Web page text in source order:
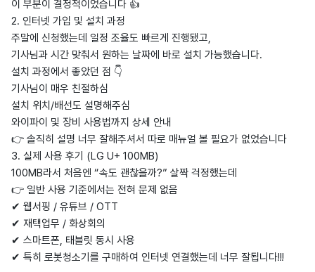
이 부분이 결정적이었습니다 👍
2. 인터넷 가입 및 설치 과정
주말에 신청했는데 일정 조율도 빠르게 진행됐고,
기사님과 시간 맞춰서 원하는 날짜에 바로 설치 가능했습니다.
설치 과정에서 좋았던 점 👇
기사님이 매우 친절하심
설치 위치/배선도 설명해주심
와이파이 및 장비 사용법까지 상세 안내
👉 솔직히 설명 너무 잘해주셔서 따로 매뉴얼 볼 필요가 없었습니다
3. 실제 사용 후기 (LG U+ 100MB)
100MB라서 처음엔 “속도 괜찮을까?” 살짝 걱정했는데
👉 일반 사용 기준에서는 전혀 문제 없음
✔ 웹서핑 / 유튜브 / OTT
✔ 재택업무 / 화상회의
✔ 스마트폰, 태블릿 동시 사용
✔ 특히 로봇청소기를 구매하여 인터넷 연결했는데 너무 잘됩니다!!!